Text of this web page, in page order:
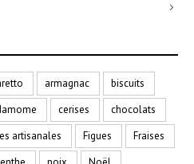
armagnac
biscuits
cerises
chocolats
artisanales Figues
Fraises